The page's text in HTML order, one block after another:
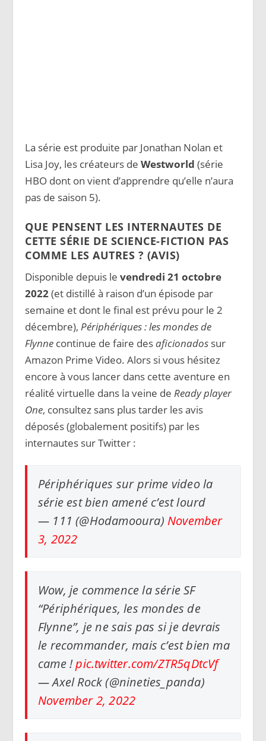
La série est produite par Jonathan Nolan et
Lisa Joy, les créateurs deWestworld (série
HBO dont on vient d’apprendre qu’elle n’aura
pas de saison 5).
QUE PENSENT LES INTERNAUTES DE
CETTE SÉRIE DE SCIENCE-FICTION PAS
COMME LES AUTRES ? (AVIS)
Disponible depuis levendredi 21 octobre
2022(et distillé à raison d’un épisode par
semaine et dont le final est prévu pour le 2
décembre), Périphériques : les mondes de
Flynne continue de faire desaficionados sur
Amazon Prime Video. Alors si vous hésitez
encore à vous lancer dans cette aventure en
réalité virtuelle dans la veine de Ready player
One, consultez sans plus tarder les avis
déposés (globalement positifs) par les
internautes sur Twitter :
Périphériques sur prime video la
série est bien amené c’est lourd
— 111 (@Hodamooura) November
3, 2022
Wow, je commence la série SF
“Périphériques, les mondes de
Flynne”, je ne sais pas si je devrais
le recommander, mais c’est bien ma
came !pic.twitter.com/ZTR5qDtcVf
— Axel Rock (@nineties_panda)
November 2, 2022